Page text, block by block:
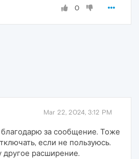
0
Mar 22, 2024, 3:12 PM
благодарю за сообщение. Тоже
если не пользуюсь.
другое расширение.